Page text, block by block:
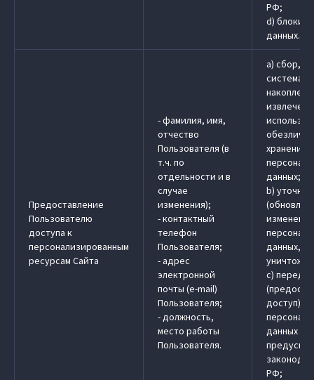
РФ;
d)
данных.
Предоставление
Пользователю
доступа к
персонализированным
ресурсам Сайта
- фамилия, имя,
отчество
Пользователя (в
т.ч. по
отдельности и в
случае
изменения);
- контактный
телефон
Пользователя;
- адрес
электронной
почты (e-mail)
Пользователя;
- должность,
место работы
Пользователя.
a) сбор,
хранение
данных;
b)
данных,
c)
доступ)
данных в
РФ;